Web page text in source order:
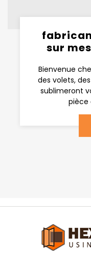
sur
Bienvenue
des volets,
sublimeront
pièce